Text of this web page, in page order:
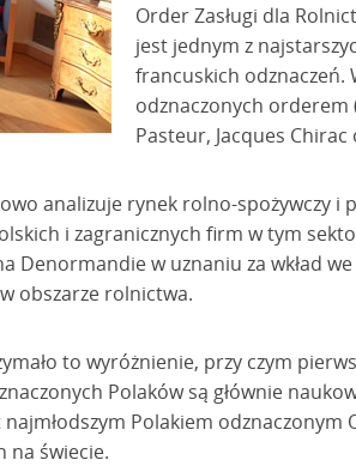
Order Zasługi dla
jest jednym z
francuskich odznaczeń.
odznaczonych orderem
Pasteur, Jacques
analizuje rynek rolno-spożywczy i
i zagranicznych firm w tym
Denormandie w uznaniu za wkład
obszarze rolnictwa.
to wyróżnienie, przy czym
Polaków są głównie
Polakiem odznaczonym
na świecie.